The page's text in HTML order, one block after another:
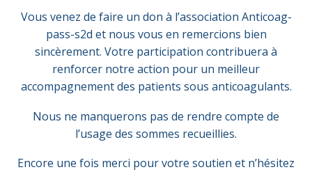
Vous venez de faire un don à l’association Anticoag-
pass-s2d et nous vous en remercions bien
sincèrement. Votre participation contribuera à
renforcer notre action pour un meilleur
accompagnement des patients sous anticoagulants.
Nous ne manquerons pas de rendre compte de
l’usage des sommes recueillies.
Encore une fois merci pour votre soutien et n’hésitez